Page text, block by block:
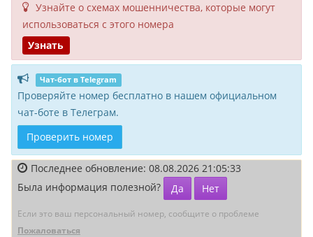
Узнайте о схемах мошенни­чества, кото­рые могут
исполь­зоваться с этого номера
Узнать
Чат-бот в Telegram
Проверяйте номер бесплатно в нашем официальном
чат-боте в Телеграм.
Проверить номер
Последнее обновление: 08.08.2026 21:05:33
Была информация полезной?
Да Нет
Если это ваш персональный номер, сообщите о проблеме
Пожаловаться